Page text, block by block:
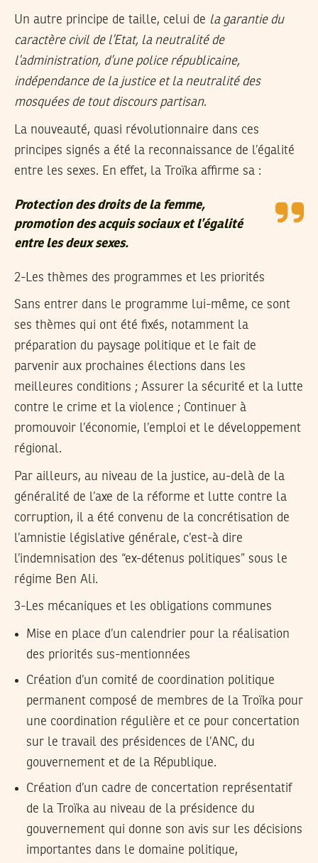
Un autre principe de taille, celui de la garantie du
caractère civil de l’Etat, la neutralité de
l’administration, d’une police républicaine,
indépendance de la justice et la neutralité des
mosquées de tout discours partisan.
La nouveauté, quasi révolutionnaire dans ces
principes signés a été la reconnaissance de l’égalité
entre les sexes. En effet, la Troïka affirme sa :
Protection des droits de la femme,
promotion des acquis sociaux et l’égalité
entre les deux sexes.
2-Les thèmes des programmes et les priorités
Sans entrer dans le programme lui-même, ce sont
ses thèmes qui ont été fixés, notamment la
préparation du paysage politique et le fait de
parvenir aux prochaines élections dans les
meilleures conditions ; Assurer la sécurité et la lutte
contre le crime et la violence ; Continuer à
promouvoir l’économie, l’emploi et le développement
régional.
Par ailleurs, au niveau de la justice, au-delà de la
généralité de l’axe de la réforme et lutte contre la
corruption, il a été convenu de la concrétisation de
l’amnistie législative générale, c’est-à dire
l’indemnisation des “ex-détenus politiques” sous le
régime Ben Ali.
3-Les mécaniques et les obligations communes
Mise en place d’un calendrier pour la réalisation
des priorités sus-mentionnées
Création d’un comité de coordination politique
permanent composé de membres de la Troïka pour
une coordination régulière et ce pour concertation
sur le travail des présidences de l’ANC, du
gouvernement et de la République.
Création d’un cadre de concertation représentatif
de la Troïka au niveau de la présidence du
gouvernement qui donne son avis sur les décisions
importantes dans le domaine politique,